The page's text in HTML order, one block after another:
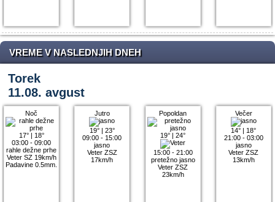
VREME V NASLEDNJIH DNEH
Torek
11.08. avgust
Noč
17°| 18°
03:00 - 09:00
rahle dežne prhe
Veter SZ 19km/h
Padavine 0.5mm.
Jutro
19°| 23°
09:00 - 15:00
jasno
Veter ZSZ
17km/h
Popoldan
19° |24°
15:00 - 21:00
pretežno jasno
Veter ZSZ
23km/h
Večer
14° | 18°
21:00 - 03:00
jasno
Veter ZSZ
13km/h